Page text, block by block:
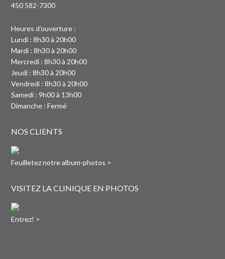
450 582-7300
Heures d’ouverture :
Lundi : 8h30 à 20h00
Mardi : 8h30 à 20h00
Mercredi : 8h30 à 20h00
Jeudi : 8h30 à 20h00
Vendredi : 8h30 à 20h00
Samedi : 9h00 à 13h00
Dimanche : Fermé
NOS CLIENTS
Feuilletez notre album-photos >
VISITEZ LA CLINIQUE EN PHOTOS
Entrez! >